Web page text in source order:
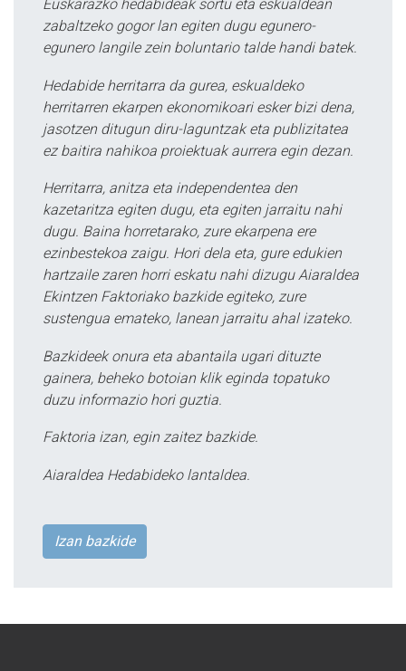
Euskarazko hedabideak sortu eta eskualdean
zabaltzeko gogor lan egiten dugu egunero-
egunero langile zein boluntario talde handi batek.
Hedabide herritarra da gurea, eskualdeko
herritarren ekarpen ekonomikoari esker bizi dena,
jasotzen ditugun diru-laguntzak eta publizitatea
ez baitira nahikoa proiektuak aurrera egin dezan.
Herritarra, anitza eta independentea den
kazetaritza egiten dugu, eta egiten jarraitu nahi
dugu. Baina horretarako, zure ekarpena ere
ezinbestekoa zaigu. Hori dela eta, gure edukien
hartzaile zaren horri eskatu nahi dizugu Aiaraldea
Ekintzen Faktoriako bazkide egiteko, zure
sustengua emateko, lanean jarraitu ahal izateko.
Bazkideek onura eta abantaila ugari dituzte
gainera, beheko botoian klik eginda topatuko
duzu informazio hori guztia.
Faktoria izan, egin zaitez bazkide.
Aiaraldea Hedabideko lantaldea.
Izan bazkide